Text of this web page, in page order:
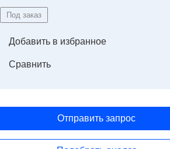
Под заказ
Добавить в избранное
Сравнить
Отправить запрос